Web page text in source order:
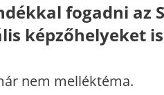
fogadni az
képzőhelyeket
nem melléktéma.